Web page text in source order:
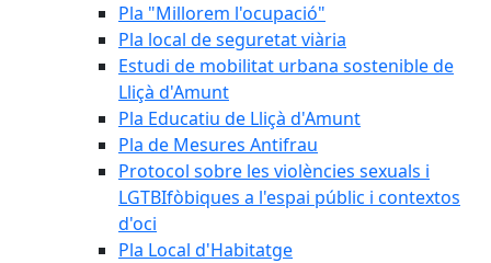
Pla "Millorem l'ocupació"
Pla local de seguretat viària
Estudi de mobilitat urbana sostenible de
Lliçà d'Amunt
Pla Educatiu de Lliçà d'Amunt
Pla de Mesures Antifrau
Protocol sobre les violències sexuals i
LGTBIfòbiques a l'espai públic i contextos
d'oci
Pla Local d'Habitatge